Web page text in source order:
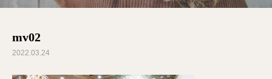
mv02
2022.03.24